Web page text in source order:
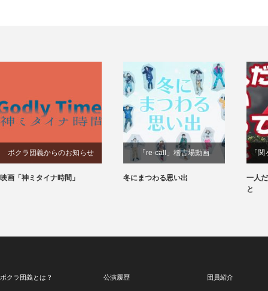
ボクラ団義からのお知らせ
映画「神ミタイナ時間」
「re-call」稽古場動画
冬にまつわる思い出
「
一人
と
ボクラ団義とは？ 公演履歴 団員紹介